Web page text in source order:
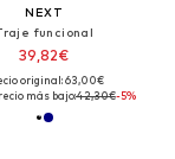
NEXT
funcional
39,82€
original: 63,00€
más bajo:42,30€-5%